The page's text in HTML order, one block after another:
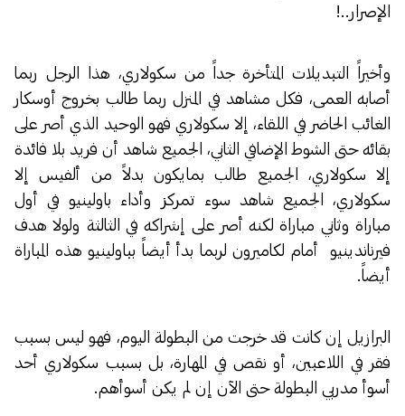
الإصرار..!
وأخيراً التبديلات المتأخرة جداً من سكولاري، هذا الرجل ربما
أصابه العمى، فكل مشاهد في المنزل ربما طالب بخروج أوسكار
الغائب الحاضر في اللقاء، إلا سكولاري فهو الوحيد الذي أصر على
بقائه حتى الشوط الإضافي الثاني، الجميع شاهد أن فريد بلا فائدة
إلا سكولاري، الجميع طالب بمايكون بدلاً من ألفيس إلا
سكولاري، الجميع شاهد سوء تمركز وأداء باولينيو في أول
مباراة وثاني مباراة لكنه أصر على إشراكه في الثالثة ولولا هدف
فيرناندينيو أمام لكاميرون لربما بدأ أيضاً بباولينيو هذه المباراة
أيضاً.
البرازيل إن كانت قد خرجت من البطولة اليوم، فهو ليس بسبب
فقر في اللاعبين، أو نقص في المهارة، بل بسبب سكولاري أحد
أسوأ مدربي البطولة حتى الآن إن لم يكن أسوأهم.